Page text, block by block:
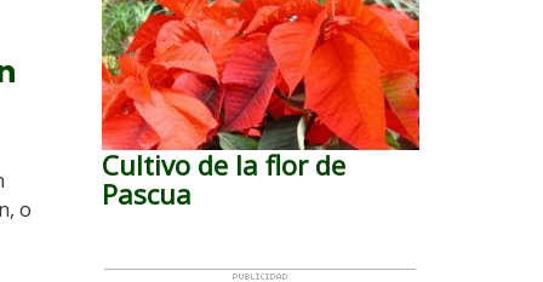
o
Cultivo de la flor de
Pascua